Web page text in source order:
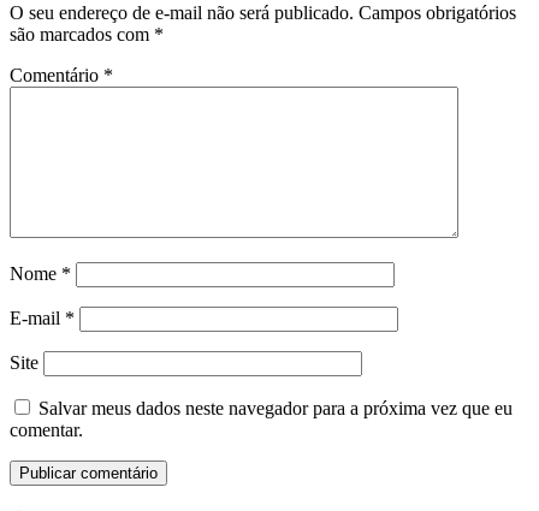
O seu endereço de e-mail não será publicado. Campos obrigatórios
são marcados com *
Comentário *
Nome *
E-mail *
Site
Salvar meus dados neste navegador para a próxima vez que eu
comentar.